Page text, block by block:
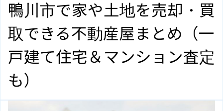
鴨川市で家や土地を売却・買
取できる不動産屋まとめ（一
戸建て住宅＆マンション査定
も）